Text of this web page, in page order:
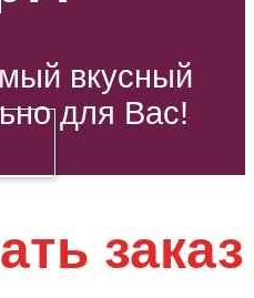
вкусный
для Вас!
заказ